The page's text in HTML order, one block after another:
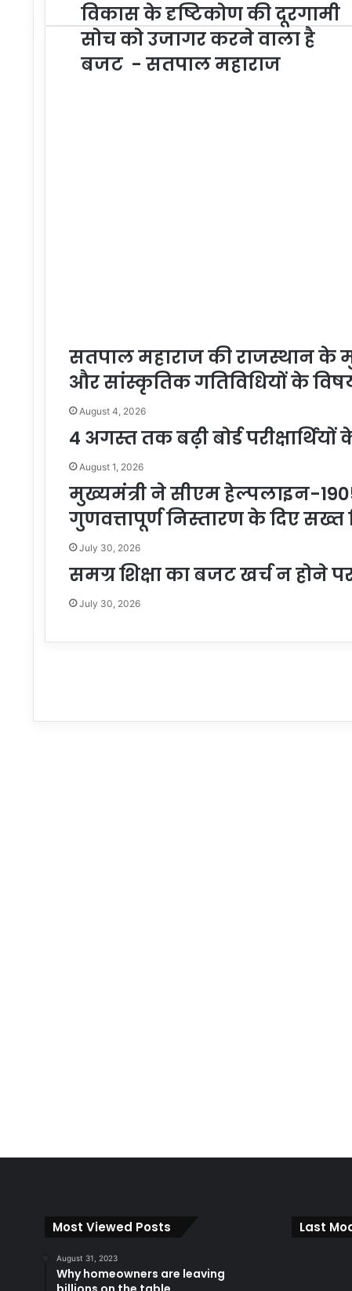
विकास के दृष्टिकोण की दूरगामी
सोच को उजागर करने वाला है
बजट - सतपाल महाराज
सतपाल महाराज की राजस्थान के
और सांस्कृतिक गतिविधियों के विषय
August 4, 2026
4 अगस्त तक बढ़ी बोर्ड
August 1, 2026
मुख्यमंत्री ने सीएम हेल्पलाइन-
गुणवत्तापूर्ण निस्तारण के दिए सख्त
July 30, 2026
समग्र शिक्षा का बजट खर्च न होने
July 30, 2026
Most Viewed Posts
August 31, 2023
Why homeowners are leaving
Last